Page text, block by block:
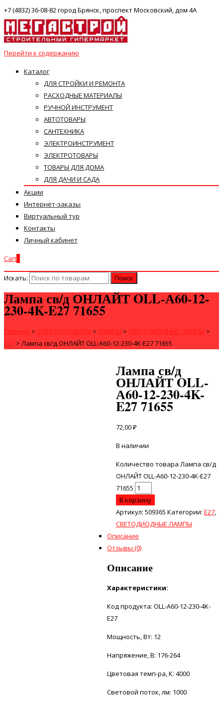
+7 (4832) 36-08-82 город Брянск, проспект Московский, дом 4А
Перейти к содержанию
Каталог
ДЛЯ СТРОЙКИ И РЕМОНТА
РАСХОДНЫЕ МАТЕРИАЛЫ
РУЧНОЙ ИНСТРУМЕНТ
АВТОТОВАРЫ
САНТЕХНИКА
ЭЛЕКТРОИНСТРУМЕНТ
ЭЛЕКТРОТОВАРЫ
ТОВАРЫ ДЛЯ ДОМА
ДЛЯ ДАЧИ И САДА
Акции
Интернет-заказы
Виртуальный тур
Контакты
Личный кабинет
Cart
Искать:
Лампа св/д ОНЛАЙТ OLL-А60-12-
230-4K-E27 71655
Главная > ЭЛЕКТРОТОВАРЫ > ЛАМПЫ > СВЕТОДИОДНЫЕ ЛАМПЫ >
Е27 > Лампа св/д ОНЛАЙТ OLL-А60-12-230-4K-E27 71655
Лампа св/д
ОНЛАЙТ OLL-
А60-12-230-4K-
E27 71655
72,00₽
В наличии
Количество товара Лампа св/д
ОНЛАЙТ OLL-А60-12-230-4K-E27
71655
В корзину
Артикул: 509365 Категории: Е27,
СВЕТОДИОДНЫЕ ЛАМПЫ
Описание
Отзывы (0)
Описание
Характеристики:
Код продукта: OLL-A60-12-230-4K-
E27
Мощность, Вт: 12
Напряжение, В: 176-264
Цветовая темп-ра, К: 4000
Световой поток, лм: 1000